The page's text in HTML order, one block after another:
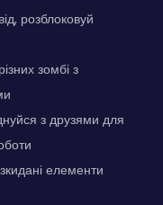
розблоковуй
зомбі з
з друзями для
елементи